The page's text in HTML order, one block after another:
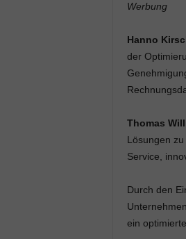
Werbung
Hanno
der
Thomas
Lösungen
Service,
Durch den
ein